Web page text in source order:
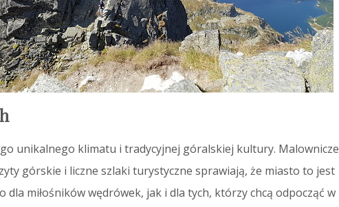
unikalnego klimatu i tradycyjnej góralskiej kultury. Malownicze
górskie i liczne szlaki turystyczne sprawiają, że miasto to jest
dla miłośników wędrówek, jak i dla tych, którzy chcą odpocząć w